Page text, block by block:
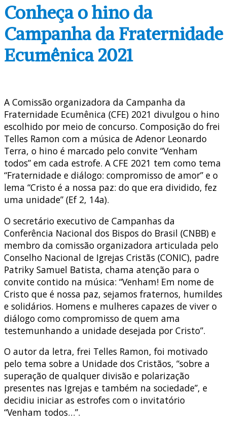
Conheça o hino da
Campanha da Fraternidade
Ecumênica 2021
A Comissão organizadora da Campanha da
Fraternidade Ecumênica (CFE) 2021 divulgou o hino
escolhido por meio de concurso. Composição do frei
Telles Ramon com a música de Adenor Leonardo
Terra, o hino é marcado pelo convite “Venham
todos” em cada estrofe. A CFE 2021 tem como tema
“Fraternidade e diálogo: compromisso de amor” e o
lema “Cristo é a nossa paz: do que era dividido, fez
uma unidade” (Ef 2, 14a).
O secretário executivo de Campanhas da
Conferência Nacional dos Bispos do Brasil (CNBB) e
membro da comissão organizadora articulada pelo
Conselho Nacional de Igrejas Cristãs (CONIC), padre
Patriky Samuel Batista, chama atenção para o
convite contido na música: “Venham! Em nome de
Cristo que é nossa paz, sejamos fraternos, humildes
e solidários. Homens e mulheres capazes de viver o
diálogo como compromisso de quem ama
testemunhando a unidade desejada por Cristo”.
O autor da letra, frei Telles Ramon, foi motivado
pelo tema sobre a Unidade dos Cristãos, “sobre a
superação de qualquer divisão e polarização
presentes nas Igrejas e também na sociedade”, e
decidiu iniciar as estrofes com o invitatório
“Venham todos…”.